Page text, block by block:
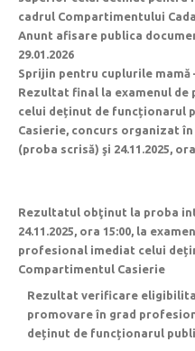
cadrul Compartimentului
Anunt afisare publica
29.01.2026
Sprijin pentru cuplurile
Rezultat final la examenul
celui deținut de funcționarul
Casierie, concurs organizat în
(proba scrisă) şi 24.11.2025,
Rezultatul obţinut la proba
24.11.2025, ora 15:00, la
profesional imediat celui
Compartimentul Casierie
Rezultat verificare
promovare în grad
deținut de funcționarul